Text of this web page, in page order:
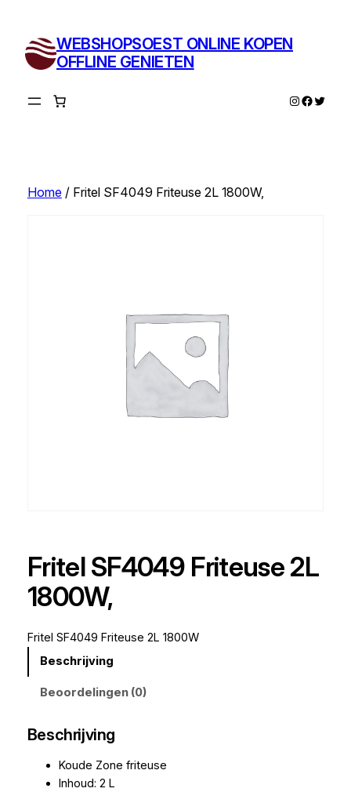
inhoud
WEBSHOPSOEST ONLINE KOPEN
OFFLINE GENIETEN
Instagram
Twitter
Home/ Fritel SF4049 Friteuse 2L 1800W,
Fritel SF4049 Friteuse 2L
1800W,
Fritel SF4049 Friteuse 2L 1800W
Beschrijving
Beoordelingen (0)
Beschrijving
Koude Zone friteuse
Inhoud: 2 L